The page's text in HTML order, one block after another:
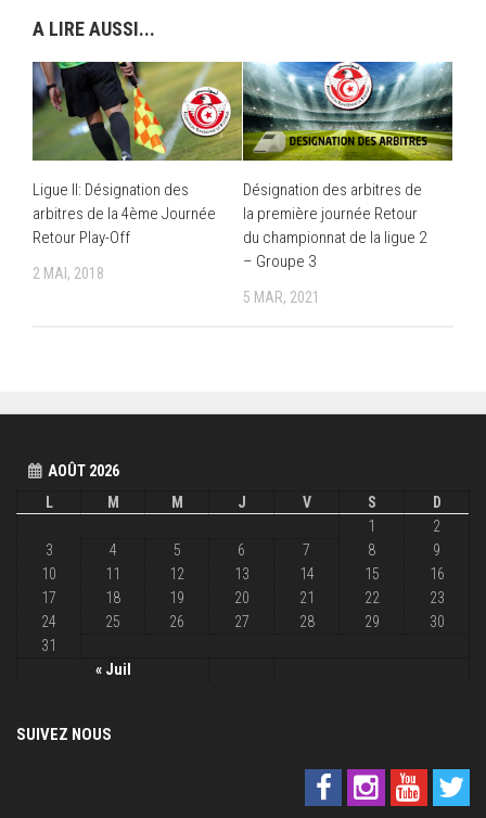
A LIRE AUSSI...
Ligue II: Désignation des
arbitres de la 4ème Journée
Retour Play-Off
2 MAI, 2018
Désignation des arbitres de
la première journée Retour
du championnat de la ligue 2
– Groupe 3
5 MAR, 2021
AOÛT 2026
L
M M J V S D
« Juil
1
2
3
4 5 6 7 8
9
10
11 12 13 14 15
16
17
18 19 20 21 22
23
24
25 26 27 28 29
30
31
SUIVEZ NOUS